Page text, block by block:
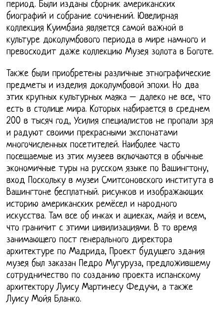
период. Были изданы сборник американских
биографий и собрание сочинений. Ювелирная
коллекция Куимбаиа является самой важной в
культуре доколумбового периода в мире намного и
превосходит даже коллекцию Музея золота в Боготе.
Также были приобретены различные этнографические
предметы и изделия доколумбовой эпохи. Но два
этих крупных культурных маяка – далеко не все, что
есть в столице мира. Которых набирается в среднем
200 в тысяч год, Усилия специалистов не пропали зря
и радуют своими прекрасными экспонатами
многочисленных посетителей. Наиболее часто
посещаемые из этих музеев включаются в обычные
экономичные туры на русском языке по Вашингтону,
вход Поскольку в музеи Смитсоновского института в
Вашингтоне бесплатный. рисунков и изображающих
историю американских ремёсел и народного
искусства. Там все об инках и ациеках, майя и всем,
что граничит с этими цивилизациями. В то время
занимающего пост генерального директора
архитектуре по Мадрида, Проект будущего здания
музея был заказан Педро Мугуруза, предложившему
сотрудничество по созданию проекта испанскому
архитектору Луису Мартинесу Федучи, а также
Луису Мойя Бланко.